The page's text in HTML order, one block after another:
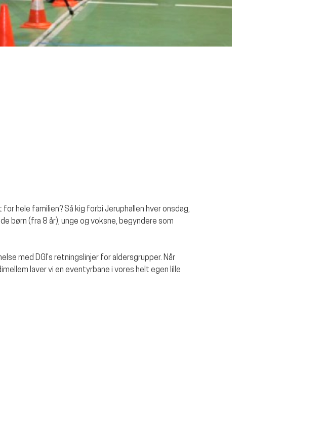
hele familien? Så kig forbi Jeruphallen hver onsdag,
børn (fra 8 år), unge og voksne, begyndere som
med DGI’s retningslinjer for aldersgrupper. Når
laver vi en eventyrbane i vores helt egen lille